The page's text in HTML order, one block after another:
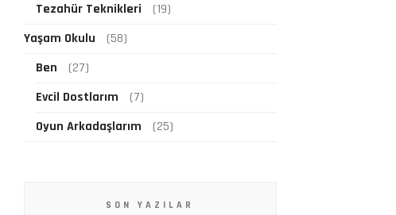
Tezahür Teknikleri
(19)
Yaşam Okulu
(58)
Ben
(27)
Evcil Dostlarım
(7)
Oyun Arkadaşlarım
(25)
SON YAZILAR